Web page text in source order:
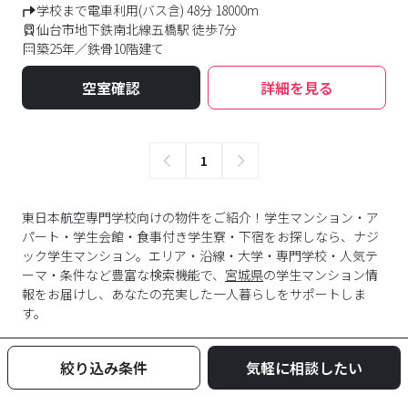
学校まで電車利用(バス含) 48分 18000m
仙台市地下鉄南北線五橋駅 徒歩7分
築25年／鉄骨10階建て
空室確認 詳細を見る
1
東日本航空専門学校向けの物件をご紹介！学生マンション・ア
パート・学生会館・食事付き学生寮・下宿をお探しなら、ナジ
ック学生マンション。エリア・沿線・大学・専門学校・人気テ
ーマ・条件など豊富な検索機能で、 宮城県の学生マンション情
報をお届けし、あなたの充実した一人暮らしをサポートしま
す。
絞り込み条件 気軽に相談したい